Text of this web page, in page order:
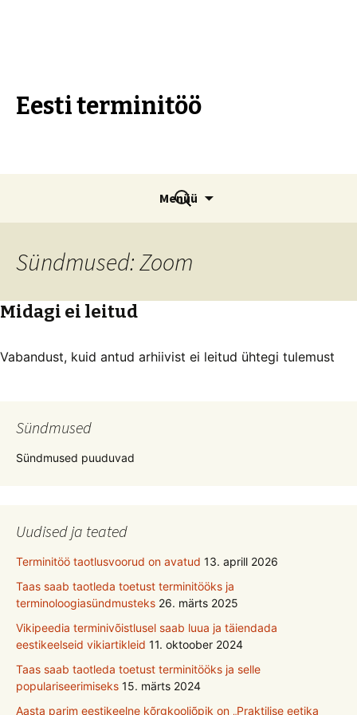
Eesti terminitöö
Menüü
juurde
Otsi:
Sündmused:Zoom
Midagi ei leitud
Vabandust, kuid antud arhiivist ei leitud ühtegi tulemust
Sündmused
Sündmused puuduvad
Uudised ja teated
Terminitöö taotlusvoorud on avatud 13. aprill 2026
Taas saab taotleda toetust terminitööks ja
terminoloogiasündmusteks 26. märts 2025
Vikipeedia terminivõistlusel saab luua ja täiendada
eestikeelseid vikiartikleid 11. oktoober 2024
Taas saab taotleda toetust terminitööks ja selle
populariseerimiseks 15. märts 2024
Aasta parim eestikeelne kõrgkooliõpik on „Praktilise eetika